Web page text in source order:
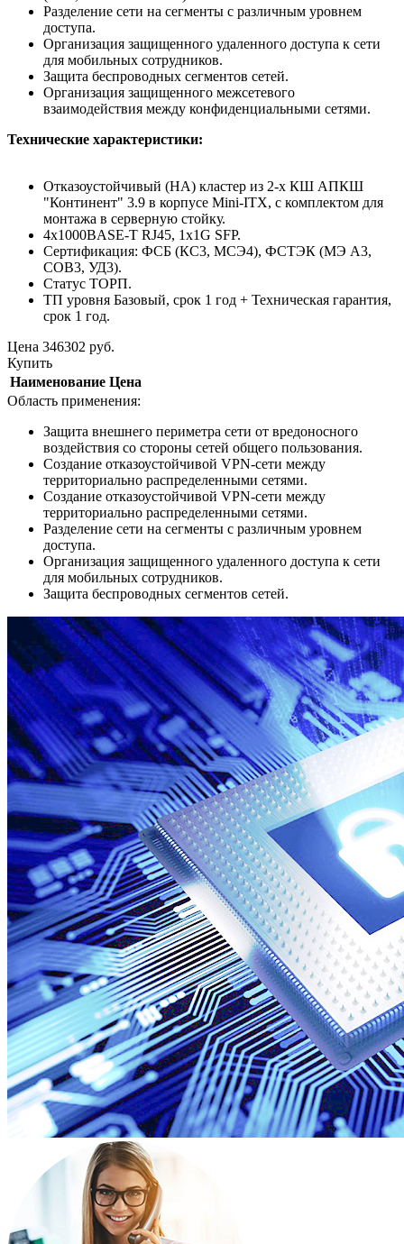
Разделение сети на сегменты с различным уровнем
доступа.
Организация защищенного удаленного доступа к сети
для мобильных сотрудников.
Защита беспроводных сегментов сетей.
Организация защищенного межсетевого
взаимодействия между конфиденциальными сетями.
Технические характеристики:
Отказоустойчивый (HA) кластер из 2-х КШ АПКШ
"Континент" 3.9 в корпусе Mini-ITX, с комплектом для
монтажа в серверную стойку.
4x1000BASE-T RJ45, 1x1G SFP.
Сертификация: ФСБ (КС3, МСЭ4), ФСТЭК (МЭ А3,
СОВ3, УД3).
Статус ТОРП.
ТП уровня Базовый, срок 1 год + Техническая гарантия,
срок 1 год.
Цена 346302 руб.
Купить
Наименование Цена
Область применения:
Защита внешнего периметра сети от вредоносного
воздействия со стороны сетей общего пользования.
Создание отказоустойчивой VPN-сети между
территориально распределенными сетями.
Создание отказоустойчивой VPN-сети между
территориально распределенными сетями.
Разделение сети на сегменты с различным уровнем
доступа.
Организация защищенного удаленного доступа к сети
для мобильных сотрудников.
Защита беспроводных сегментов сетей.